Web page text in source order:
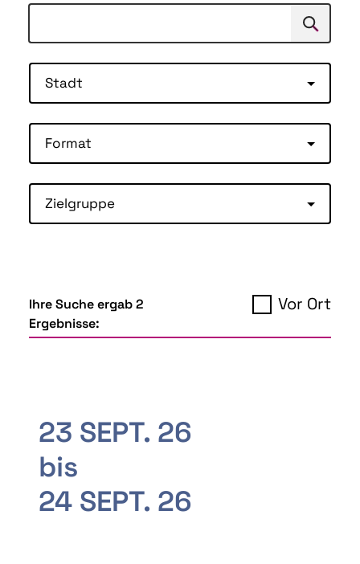
Suchen
Stadt
Format
Zielgruppe
Ihre Suche ergab 2
Ergebnisse:
Vor Ort
23 SEPT. 26
bis
24 SEPT. 26